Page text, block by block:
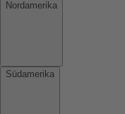
Nordamerika
Südamerika